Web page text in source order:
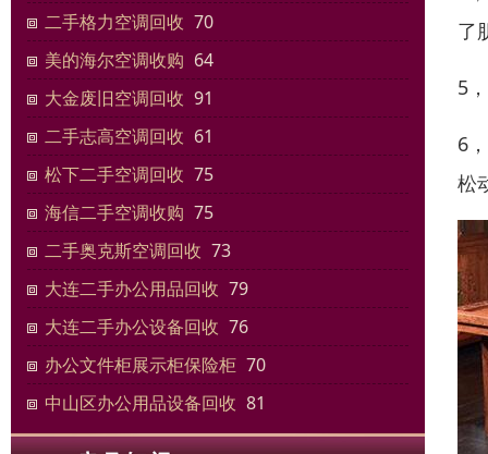
二手格力空调回收 70
美的海尔空调收购 64
大金废旧空调回收 91
二手志高空调回收 61
松下二手空调回收 75
海信二手空调收购 75
二手奥克斯空调回收 73
大连二手办公用品回收 79
大连二手办公设备回收 76
办公文件柜展示柜保险柜 70
中山区办公用品设备回收 81
了
5
6
松